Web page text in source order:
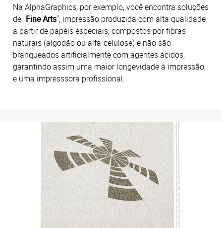
Na AlphaGraphics, por exemplo, você encontra soluções
de "Fine Arts", impressão produzida com alta qualidade
a partir de papéis especiais, compostos por fibras
naturais (algodão ou alfa-celulose) e não são
branqueados artificialmente com agentes ácidos,
garantindo assim uma maior longevidade à impressão,
e uma impresssora profissional.